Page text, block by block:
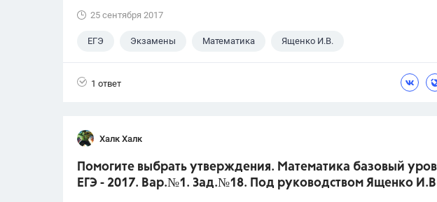
25 сентября 2017
ЕГЭ Экзамены Математика Ященко И.В.
1 ответ
Халк Халк
Помогите выбрать утверждения. Математика базовый
ЕГЭ - 2017. Вар.№1. Зад.№18. Под руководством Ященко